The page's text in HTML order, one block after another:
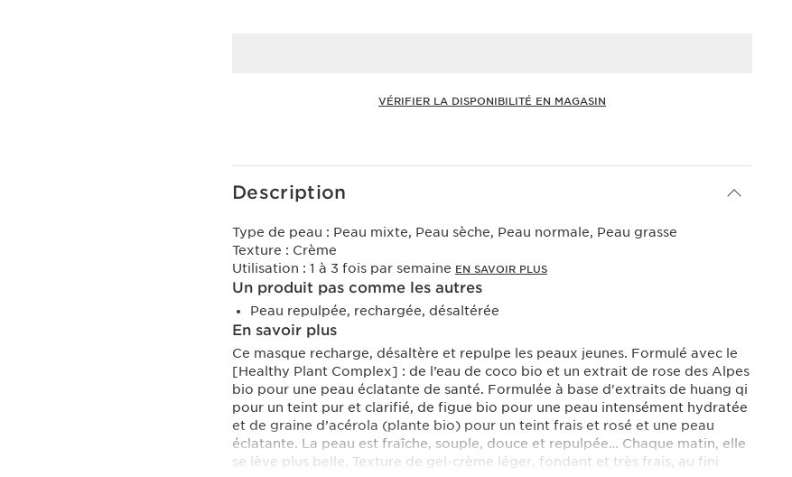
VÉRIFIER LA DISPONIBILITÉ EN MAGASIN
Description
Type de peau : Peau mixte, Peau sèche, Peau normale, Peau grasse
Texture : Crème
Utilisation : 1 à 3 fois par semaine EN SAVOIR PLUS
Un produit pas comme les autres
Peau repulpée, rechargée, désaltérée
En savoir plus
Ce masque recharge, désaltère et repulpe les peaux jeunes. Formulé avec le
[Healthy Plant Complex] : de l’eau de coco bio et un extrait de rose des Alpes
bio pour une peau éclatante de santé. Formulée à base d'extraits de huang qi
pour un teint pur et clarifié, de figue bio pour une peau intensément hydratée
et de graine d’acérola (plante bio) pour un teint frais et rosé et une peau
éclatante. La peau est fraîche, souple, douce et repulpée… Chaque matin, elle
se lève plus belle. Texture de gel-crème léger, fondant et très frais, au fini